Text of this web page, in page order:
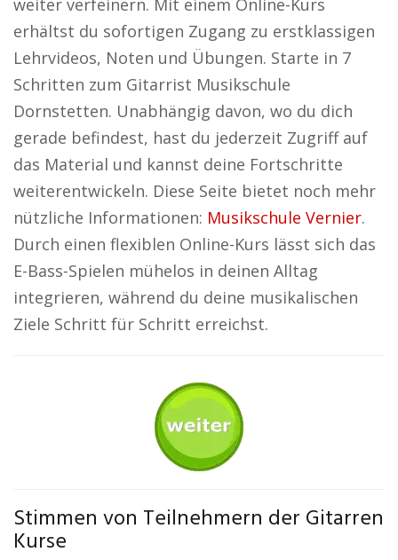
weiter verfeinern. Mit einem Online-Kurs
erhältst du sofortigen Zugang zu erstklassigen
Lehrvideos, Noten und Übungen. Starte in 7
Schritten zum Gitarrist Musikschule
Dornstetten. Unabhängig davon, wo du dich
gerade befindest, hast du jederzeit Zugriff auf
das Material und kannst deine Fortschritte
weiterentwickeln. Diese Seite bietet noch mehr
nützliche Informationen: Musikschule Vernier.
Durch einen flexiblen Online-Kurs lässt sich das
E-Bass-Spielen mühelos in deinen Alltag
integrieren, während du deine musikalischen
Ziele Schritt für Schritt erreichst.
Stimmen von Teilnehmern der Gitarren
Kurse